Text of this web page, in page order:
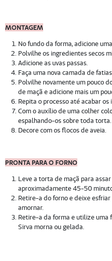
MONTAGEM
No fundo da forma, adicione
Polvilhe os ingredientes secos
Adicione as uvas passas.
Faça uma nova camada de
Polvilhe novamente um pouco
de maçã e adicione mais um
Repita o processo até acabar os
Com o auxílio de uma colher
espalhando-os sobre toda torta.
Decore com os flocos de aveia.
PRONTA PARA O FORNO
Leve a torta de maçã para
aproximadamente 45-50
Retire-a do forno e deixe
amornar.
Retire-a da forma e utilize uma
Sirva morna ou gelada.